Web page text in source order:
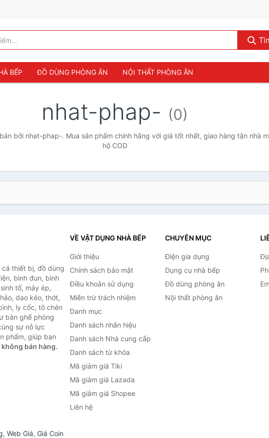
BẾP ĐỒ DÙNG PHÒNG ĂN NỘI THẤT PHÒNG ĂN
nhat-phap- (0)
bởi nhat-phap-. Mua sản phẩm chính hãng với giá tốt nhất, giao hàng tận nhà
hộ COD
thiết bị, đồ dùng
bình đun, bình
tố, máy ép,
dao kéo, thớt,
ly cốc, tô chén
bàn ghế phòng
sự nỗ lực
phẩm, giúp bạn
bán hàng.
VỀ VẬT DỤNG NHÀ BẾP
Giới thiệu
Chính sách bảo mật
Điều khoản sử dụng
Miễn trừ trách nhiệm
Danh mục
Danh sách nhãn hiệu
Danh sách Nhà cung cấp
Danh sách từ khóa
Mã giảm giá Tiki
Mã giảm giá Lazada
Mã giảm giá Shopee
Liên hệ
CHUYÊN MỤC
Điện gia dụng
Dụng cụ nhà bếp
Đồ dùng phòng ăn
Nội thất phòng ăn
, Web Giá, Giá Coin